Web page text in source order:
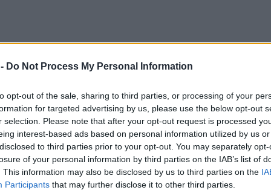
Do Not Process My Personal Information
opt-out of the sale, sharing to third parties, or processing of your
for targeted advertising by us, please use the below opt-out
selection. Please note that after your opt-out request is processed
interest-based ads based on personal information utilized by us
to third parties prior to your opt-out. You may separately
of your personal information by third parties on the IAB’s list of
This information may also be disclosed by us to third parties on the
Participants that may further disclose it to other third parties.
αποτελούν τη μόνη παθογένεια της
μας. Σήμερα μια σειρά από θεσμούς δεν
και δεν επιτελούν το ρόλο τους. Το
από τις αρμοδιότητες του, οι οποίες
μηχανισμοί ελέγχου έχουν, κατά
υποφέρει από αυτό. Η κυριαρχία των